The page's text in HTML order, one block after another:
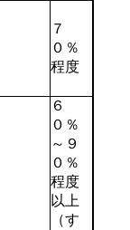
７
０％
程度
６
０％
～９
０％
程度
以上
（す